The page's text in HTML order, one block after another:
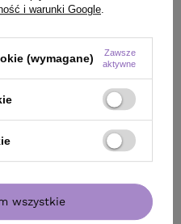
500 ml
135,00 zł
(27,00 zł / 100ml)
135pktpunktów
i warunki Google
(wymagane)
Zawsze
aktywne
wszystkie